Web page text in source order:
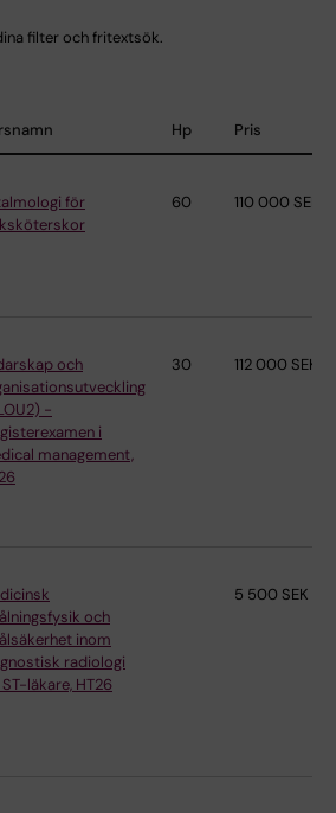
filter och fritextsök.
Hp Pris
för
60 110 000 SEK
och
-
i
management,
30 112 000 SEK
och
inom
radiologi
läkare, HT26
5 500 SEK